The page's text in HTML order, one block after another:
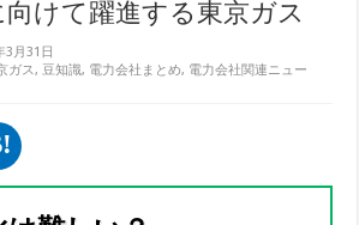
向けて躍進する東京ガス
3月31日
ガス,豆知識, 電力会社まとめ, 電力会社関連ニュー